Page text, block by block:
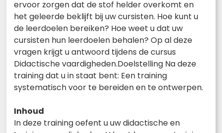
ervoor zorgen dat de stof helder overkomt en
het geleerde beklijft bij uw cursisten. Hoe kunt u
de leerdoelen bereiken? Hoe weet u dat uw
cursisten hun leerdoelen behalen? Op al deze
vragen krijgt u antwoord tijdens de cursus
Didactische vaardigheden.Doelstelling Na deze
training dat u in staat bent: Een training
systematisch voor te bereiden en te ontwerpen.
Inhoud
In deze training oefent u uw didactische en